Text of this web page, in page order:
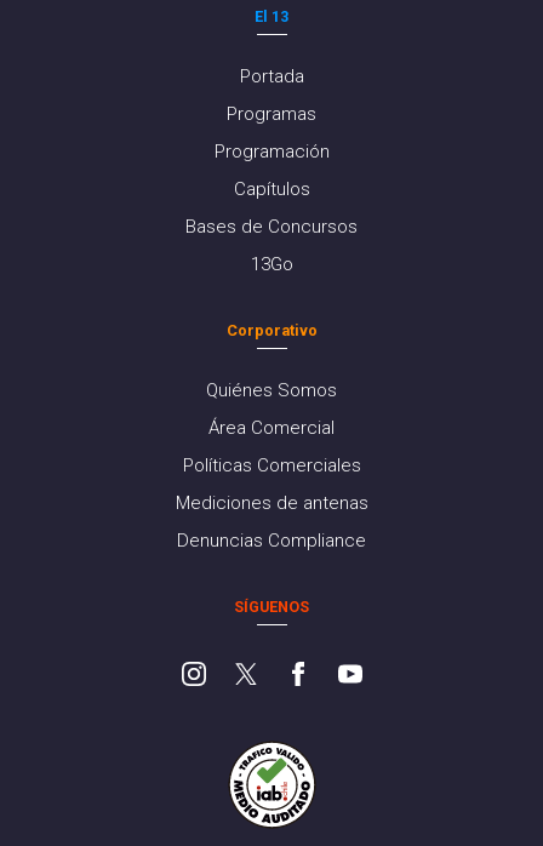
El 13
Portada
Programas
Programación
Capítulos
Bases de Concursos
13Go
Corporativo
Quiénes Somos
Área Comercial
Políticas Comerciales
Mediciones de antenas
Denuncias Compliance
SÍGUENOS